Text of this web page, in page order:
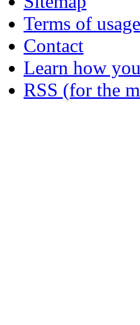
Terms of usage
Contact
Learn how
RSS (for the